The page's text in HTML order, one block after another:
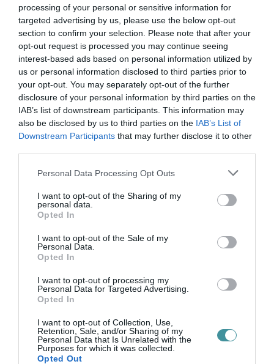
processing of your personal or sensitive information for
targeted advertising by us, please use the below opt-out
section to confirm your selection. Please note that after your
opt-out request is processed you may continue seeing
interest-based ads based on personal information utilized by
us or personal information disclosed to third parties prior to
your opt-out. You may separately opt-out of the further
disclosure of your personal information by third parties on the
IAB’s list of downstream participants. This information may
also be disclosed by us to third parties on the IAB’s List of
Downstream Participants that may further disclose it to other
Please note that this website/app uses one or more Google
not limited to your visit or usage behaviour. You may click to
grant or deny consent to Google and its third-party tags to
use your data for below specified purposes in below Google
consent section.
Personal Data Processing Opt Outs
I want to opt-out of the Sharing of my
personal data.
Opted In
I want to opt-out of the Sale of my
Personal Data.
Opted In
I want to opt-out of processing my
Personal Data for Targeted Advertising.
Opted In
I want to opt-out of Collection, Use,
Retention, Sale, and/or Sharing of my
Personal Data that Is Unrelated with the
Purposes for which it was collected.
Opted Out
Ne maradjon le a legfrissebb hírekről, kövessen
bennünket az EGRI ÜGYEK Google Hírek oldalán!
VISSZA A FŐOLDALRA
Legfrissebb híreink
2026. augusztus 07|Mindenki ügye